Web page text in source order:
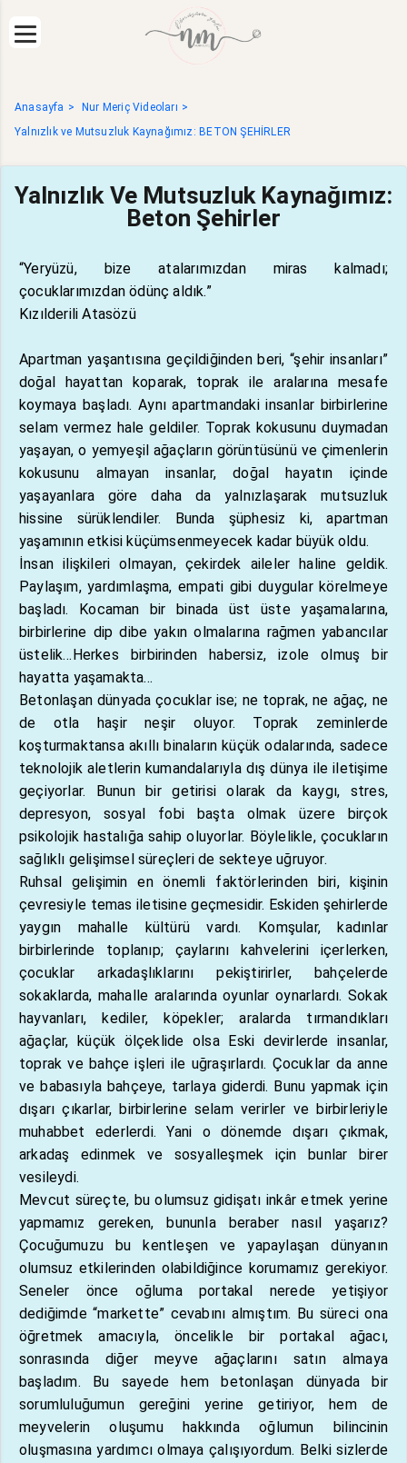
Anasayfa
Nur Meriç Videoları
Yalnızlık ve Mutsuzluk Kaynağımız: BETON ŞEHİRLER
Yalnızlık Ve Mutsuzluk Kaynağımız:
Beton Şehirler
“Yeryüzü, bize atalarımızdan miras kalmadı;
çocuklarımızdan ödünç aldık.”
Kızılderili Atasözü
Apartman yaşantısına geçildiğinden beri, “şehir insanları”
doğal hayattan koparak, toprak ile aralarına mesafe
koymaya başladı. Aynı apartmandaki insanlar birbirlerine
selam vermez hale geldiler. Toprak kokusunu duymadan
yaşayan, o yemyeşil ağaçların görüntüsünü ve çimenlerin
kokusunu almayan insanlar, doğal hayatın içinde
yaşayanlara göre daha da yalnızlaşarak mutsuzluk
hissine sürüklendiler. Bunda şüphesiz ki, apartman
yaşamının etkisi küçümsenmeyecek kadar büyük oldu.
İnsan ilişkileri olmayan, çekirdek aileler haline geldik.
Paylaşım, yardımlaşma, empati gibi duygular körelmeye
başladı. Kocaman bir binada üst üste yaşamalarına,
birbirlerine dip dibe yakın olmalarına rağmen yabancılar
üstelik…Herkes birbirinden habersiz, izole olmuş bir
hayatta yaşamakta…
Betonlaşan dünyada çocuklar ise; ne toprak, ne ağaç, ne
de otla haşir neşir oluyor. Toprak zeminlerde
koşturmaktansa akıllı binaların küçük odalarında, sadece
teknolojik aletlerin kumandalarıyla dış dünya ile iletişime
geçiyorlar. Bunun bir getirisi olarak da kaygı, stres,
depresyon, sosyal fobi başta olmak üzere birçok
psikolojik hastalığa sahip oluyorlar. Böylelikle, çocukların
sağlıklı gelişimsel süreçleri de sekteye uğruyor.
Ruhsal gelişimin en önemli faktörlerinden biri, kişinin
çevresiyle temas iletisine geçmesidir. Eskiden şehirlerde
yaygın mahalle kültürü vardı. Komşular, kadınlar
birbirlerinde toplanıp; çaylarını kahvelerini içerlerken,
çocuklar arkadaşlıklarını pekiştirirler, bahçelerde
sokaklarda, mahalle aralarında oyunlar oynarlardı. Sokak
hayvanları, kediler, köpekler; aralarda tırmandıkları
ağaçlar, küçük ölçeklide olsa Eski devirlerde insanlar,
toprak ve bahçe işleri ile uğraşırlardı. Çocuklar da anne
ve babasıyla bahçeye, tarlaya giderdi. Bunu yapmak için
dışarı çıkarlar, birbirlerine selam verirler ve birbirleriyle
muhabbet ederlerdi. Yani o dönemde dışarı çıkmak,
arkadaş edinmek ve sosyalleşmek için bunlar birer
vesileydi.
Mevcut süreçte, bu olumsuz gidişatı inkâr etmek yerine
yapmamız gereken, bununla beraber nasıl yaşarız?
Çocuğumuzu bu kentleşen ve yapaylaşan dünyanın
olumsuz etkilerinden olabildiğince korumamız gerekiyor.
Seneler önce oğluma portakal nerede yetişiyor
dediğimde “markette” cevabını almıştım. Bu süreci ona
öğretmek amacıyla, öncelikle bir portakal ağacı,
sonrasında diğer meyve ağaçlarını satın almaya
başladım. Bu sayede hem betonlaşan dünyada bir
sorumluluğumun gereğini yerine getiriyor, hem de
meyvelerin oluşumu hakkında oğlumun bilincinin
oluşmasına yardımcı olmaya çalışıyordum. Belki sizlerde